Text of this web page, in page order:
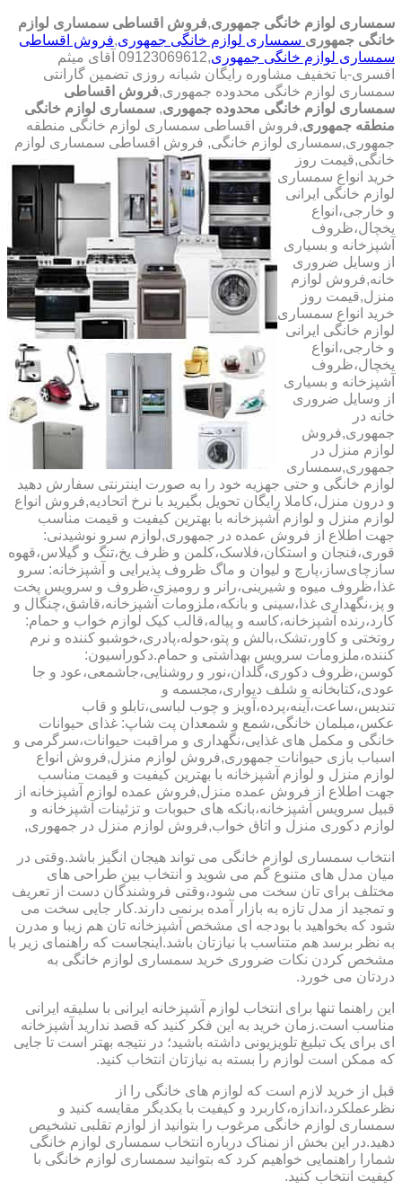
سمساری لوازم خانگی جمهوری,فروش اقساطی سمساری لوازم
خانگی جمهوری سمساری لوازم خانگی جمهوری,فروش اقساطی
سمساری لوازم خانگی جمهوری
,09123069612 آقای میثم
افسری-با تخفیف مشاوره رایگان شبانه روزی تضمین گارانتی
سمساری لوازم خانگی محدوده جمهوری,فروش اقساطی
سمساری لوازم خانگی محدوده جمهوری, سمساری لوازم خانگی
منطقه جمهوری,فروش اقساطی سمساری لوازم خانگی منطقه
جمهوری,سمساری لوازم خانگی, فروش اقساطی سمساری لوازم
خانگی,قیمت روز
خرید انواع سمساری
لوازم خانگی ایرانی
و خارجی،انواع
یخچال،ظروف
آشپزخانه و بسیاری
از وسایل ضروری
خانه,فروش لوازم
منزل,قیمت روز
خرید انواع سمساری
لوازم خانگی ایرانی
و خارجی،انواع
یخچال،ظروف
آشپزخانه و بسیاری
از وسایل ضروری
خانه در
جمهوری,فروش
لوازم منزل در
جمهوری,سمساری
لوازم خانگی و حتی جهزیه خود را به صورت اینترنتی سفارش دهید
و درون منزل،کاملا رایگان تحویل بگیرید با نرخ اتحادیه,فروش انواع
لوازم منزل و لوازم آشپزخانه با بهترین کیفیت و قیمت مناسب
جهت اطلاع از فروش عمده در جمهوری,لوازم سرو نوشیدنی:
قوری،فنجان و استکان،فلاسک،کلمن و ظرف یخ،تنگ و گیلاس،قهوه
سازچای‌ساز،پارچ و لیوان و ماگ ظروف پذیرایی و آشپزخانه: سرو
غذا،ظروف میوه و شیرینی،رانر و رومیزی،ظروف و سرویس پخت
و پز،نگهداری غذا،سینی و بانکه،ملزومات آشپزخانه،قاشق،چنگال و
کارد،رنده آشپزخانه،کاسه و پیاله،قالب کیک لوازم خواب و حمام:
روتختی و کاور،تشک،بالش و پتو،حوله،پادری،خوشبو کننده و نرم
کننده،ملزومات سرویس بهداشتی و حمام.دکوراسیون:
کوسن،ظروف دکوری،گلدان،نور و روشنایی،جاشمعی،عود و جا
عودی،کتابخانه و شلف دیواری،مجسمه و
تندیس،ساعت،آینه،پرده،آویز و چوب لباسی،تابلو و قاب
عکس،مبلمان خانگی،شمع و شمعدان پت شاپ: غذای حیوانات
خانگی و مکمل های غذایی،نگهداری و مراقبت حیوانات،سرگرمی و
اسباب بازی حیوانات جمهوری,فروش لوازم منزل,فروش انواع
لوازم منزل و لوازم آشپزخانه با بهترین کیفیت و قیمت مناسب
جهت اطلاع از فروش عمده منزل,فروش عمده لوازم آشپزخانه از
قبیل سرویس آشپزخانه،بانکه های حبوبات و تزئینات آشپزخانه و
لوازم دکوری منزل و اتاق خواب,فروش لوازم منزل در جمهوری,
انتخاب سمساری لوازم خانگی می تواند هیجان انگیز باشد.وقتی در
میان مدل های متنوع گم می شوید و انتخاب بین طراحی های
مختلف برای تان سخت می شود،وقتی فروشندگان دست از تعریف
و تمجید از مدل تازه به بازار آمده برنمی دارند.کار جایی سخت می
شود که بخواهید با بودجه ای مشخص آشپزخانه تان هم زیبا و مدرن
به نظر برسد هم متناسب با نیازتان باشد.اینجاست که راهنمای زیر با
مشخص کردن نکات ضروری خرید سمساری لوازم خانگی به
دردتان می خورد.
این راهنما تنها برای انتخاب لوازم آشپزخانه ایرانی با سلیقه ایرانی
مناسب است.زمان خرید به این فکر کنید که قصد ندارید آشپزخانه
ای برای یک تبلیغ تلویزیونی داشته باشید؛ در نتیجه بهتر است تا جایی
که ممکن است لوازم را بسته به نیازتان انتخاب کنید.
قبل از خرید لازم است که لوازم های خانگی را از
نظرعملکرد،اندازه،کاربرد و کیفیت با یکدیگر مقایسه کنید و
سمساری لوازم خانگی مرغوب را بتوانید از لوازم تقلبی تشخیص
دهید.در این بخش از نمناک درباره انتخاب سمساری لوازم خانگی
شمارا راهنمایی خواهیم کرد که بتوانید سمساری لوازم خانگی با
کیفیت انتخاب کنید.